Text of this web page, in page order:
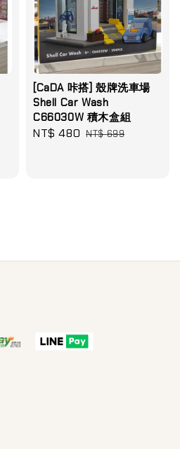
[CaDA 咔搭] 殼牌洗車場
Shell Car Wash
C66030W 積木盒組
Sale
NT$ 480 Regular
NT$ 699